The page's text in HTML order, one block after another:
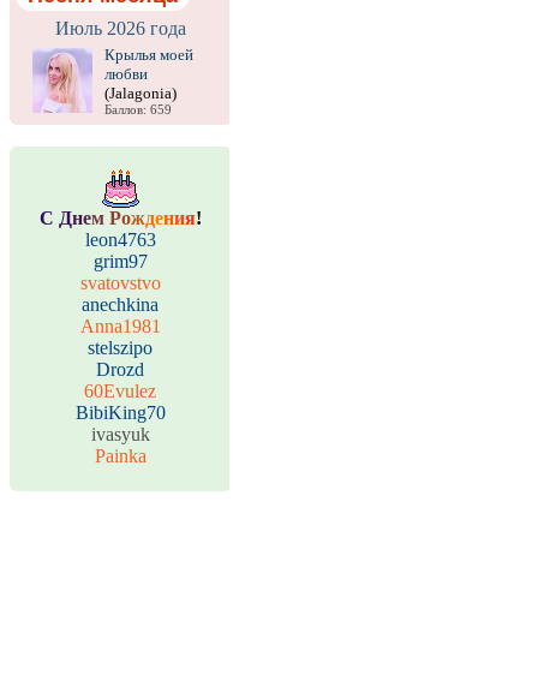
Июль 2026 года
Крылья моей
любви
(Jalagonia)
Баллов: 659
С Днем Рождения!
leon4763
grim97
svatovstvo
anechkina
Anna1981
stelszipo
Drozd
60Evulez
BibiKing70
ivasyuk
Painka